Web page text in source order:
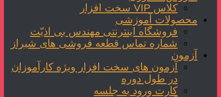
کلاس VIP سخت افزار
محصولات آموزشی
فروشگاه اینترنتی مهندس بی اذیّت
شماره تماس قطعه فروشی های شیراز
آزمون
آزمون های سخت افزار ویژه کارآموزان
در طول دوره
کارت ورود به جلسه